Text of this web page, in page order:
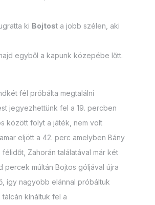
ki Bojtost a jobb szélen, aki
egyből a kapunk közepébe lőtt.
fél próbálta megtalálni
jegyezhettünk fel a 19. percben
között folyt a játék, nem volt
eljött a 42. perc amelyben Bány
Zahorán találatával már két
percek múltán Bojtos góljával újra
így nagyobb elánnal próbáltuk
kínáltuk fel a